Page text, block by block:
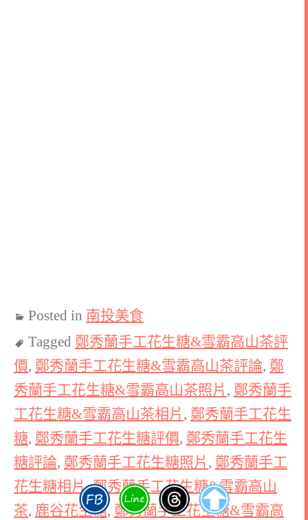
Posted in 南投美食
Tagged 鄭秀蘭手工花生糖&雪霸高山茶評
價, 鄭秀蘭手工花生糖&雪霸高山茶評論, 鄭
秀蘭手工花生糖&雪霸高山茶照片 , 鄭秀蘭手
工花生糖&雪霸高山茶相片 , 鄭秀蘭手工花生
糖, 鄭秀蘭手工花生糖評價, 鄭秀蘭手工花生
糖評論, 鄭秀蘭手工花生糖照片 , 鄭秀蘭手工
花生糖相片,鄭秀蘭手工花生糖&雪霸高山
茶, 鹿谷花生糖, 鄭秀蘭手工花生糖&雪霸高